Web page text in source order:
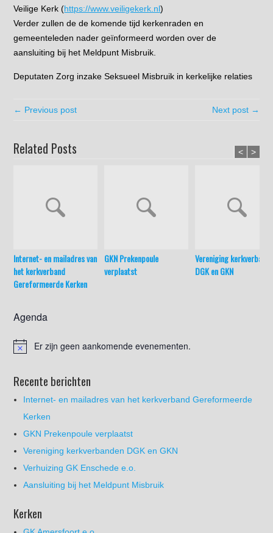
Veilige Kerk (https://www.veiligekerk.nl)
Verder zullen de de komende tijd kerkenraden en
gemeenteleden nader geïnformeerd worden over de
aansluiting bij het Meldpunt Misbruik.
Deputaten Zorg inzake Seksueel Misbruik in kerkelijke relaties
← Previous post Next post →
Related Posts
Internet- en mailadres van
het kerkverband
Gereformeerde Kerken
GKN Prekenpoule
verplaatst
Vereniging
DGK en GKN
< >
Agenda
Er zijn geen aankomende evenementen.
Recente berichten
Internet- en mailadres van het kerkverband Gereformeerde
Kerken
GKN Prekenpoule verplaatst
Vereniging kerkverbanden DGK en GKN
Verhuizing GK Enschede e.o.
Aansluiting bij het Meldpunt Misbruik
Kerken